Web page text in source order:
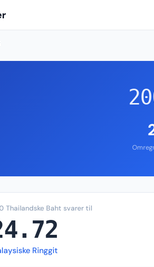
Thailandske Baht svarer til
Ringgit